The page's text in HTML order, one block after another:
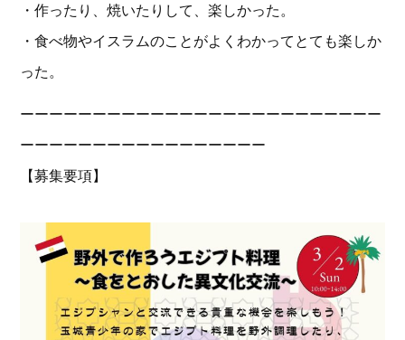
・作ったり、焼いたりして、楽しかった。
・食べ物やイスラムのことがよくわかってとても楽しか
った。
ーーーーーーーーーーーーーーーーーーーーーーーーー
ーーーーーーーーーーーーーーーーー
【募集要項】